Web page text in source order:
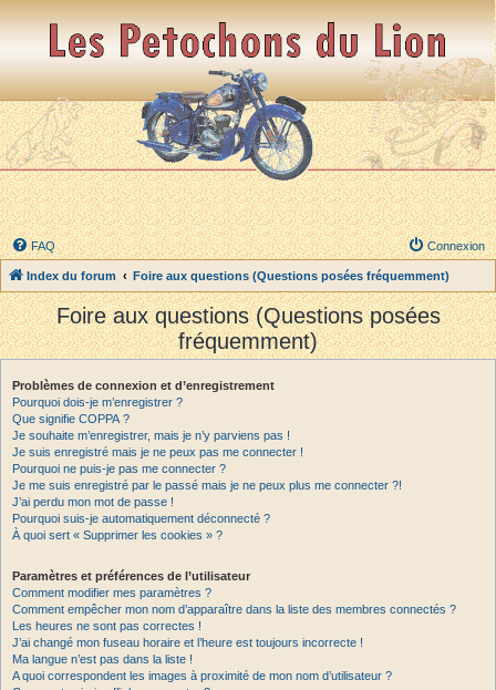
FAQ Connexion
Index du forum Foire aux questions (Questions posées fréquemment)
Foire aux questions (Questions posées
fréquemment)
Problèmes de connexion et d’enregistrement
Pourquoi dois-je m’enregistrer ?
Que signifie COPPA ?
Je souhaite m’enregistrer, mais je n’y parviens pas !
Je suis enregistré mais je ne peux pas me connecter !
Pourquoi ne puis-je pas me connecter ?
Je me suis enregistré par le passé mais je ne peux plus me connecter ?!
J’ai perdu mon mot de passe !
Pourquoi suis-je automatiquement déconnecté ?
À quoi sert « Supprimer les cookies » ?
Paramètres et préférences de l’utilisateur
Comment modifier mes paramètres ?
Comment empêcher mon nom d’apparaître dans la liste des membres connectés ?
Les heures ne sont pas correctes !
J’ai changé mon fuseau horaire et l’heure est toujours incorrecte !
Ma langue n’est pas dans la liste !
A quoi correspondent les images à proximité de mon nom d’utilisateur ?